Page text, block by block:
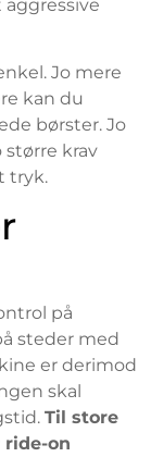
Jo mere
kan du
børster. Jo
krav
tryk.
på
steder med
er derimod
skal
Til store
on